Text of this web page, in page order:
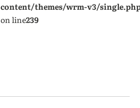
content/themes/wrm-v3/
on line239